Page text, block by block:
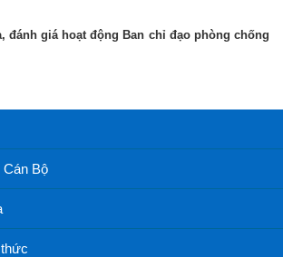
đánh giá hoạt động Ban chỉ đạo phòng chống
Bộ